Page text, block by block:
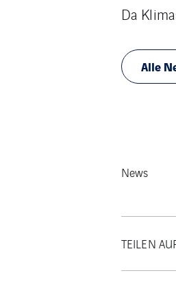
Da
Alle
News
TEILEN